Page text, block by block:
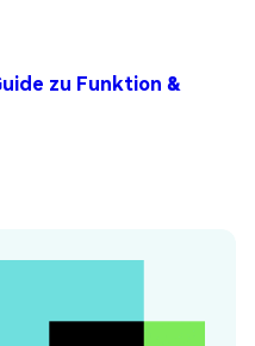
zu Funktion &